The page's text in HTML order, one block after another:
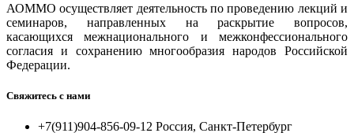
АОММО осуществляет деятельность по проведению лекций и
семинаров, направленных на раскрытие вопросов,
касающихся межнационального и межконфессионального
согласия и сохранению многообразия народов Российской
Федерации.
Свяжитесь с нами
+7(911)904-856-09-12 Россия, Санкт-Петербург